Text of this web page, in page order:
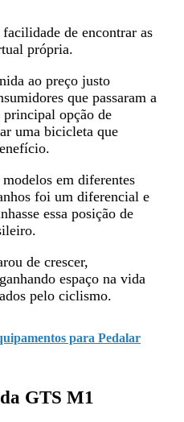
de encontrar as
própria.
ao preço justo
que passaram a
opção de
uma bicicleta que
em diferentes
foi um diferencial e
essa posição de
de crescer,
espaço na vida
pelo ciclismo.
para Pedalar
GTS M1